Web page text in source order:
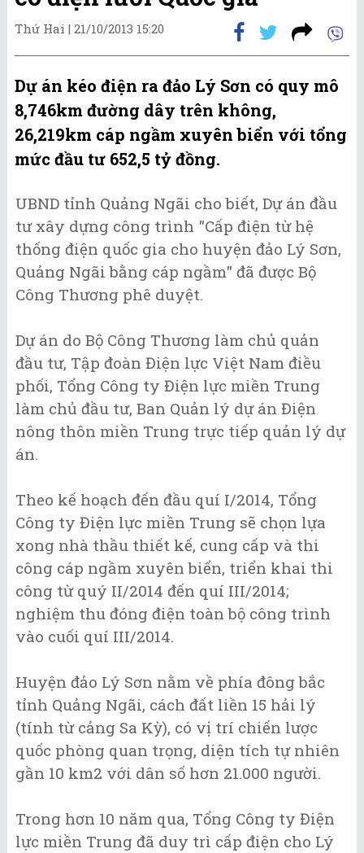
Thứ Hai | 21/10/2013 15:20
Dự án kéo điện ra đảo Lý Sơn có quy mô
8,746km đường dây trên không,
26,219km cáp ngầm xuyên biển với tổng
mức đầu tư 652,5 tỷ đồng.
UBND tỉnh Quảng Ngãi cho biết, Dự án đầu
tư xây dựng công trình "Cấp điện từ hệ
thống điện quốc gia cho huyện đảo Lý Sơn,
Quảng Ngãi bằng cáp ngầm" đã được Bộ
Công Thương phê duyệt.
Dự án do Bộ Công Thương làm chủ quản
đầu tư, Tập đoàn Điện lực Việt Nam điều
phối, Tổng Công ty Điện lực miền Trung
làm chủ đầu tư, Ban Quản lý dự án Điện
nông thôn miền Trung trực tiếp quản lý dự
án.
Theo kế hoạch đến đầu quí I/2014, Tổng
Công ty Điện lực miền Trung sẽ chọn lựa
xong nhà thầu thiết kế, cung cấp và thi
công cáp ngầm xuyên biển, triển khai thi
công từ quý II/2014 đến quí III/2014;
nghiệm thu đóng điện toàn bộ công trình
vào cuối quí III/2014.
Huyện đảo Lý Sơn nằm về phía đông bắc
tỉnh Quảng Ngãi, cách đất liền 15 hải lý
(tính từ cảng Sa Kỳ), có vị trí chiến lược
quốc phòng quan trọng, diện tích tự nhiên
gần 10 km2 với dân số hơn 21.000 người.
Trong hơn 10 năm qua, Tổng Công ty Điện
lực miền Trung đã duy trì cấp điện cho Lý